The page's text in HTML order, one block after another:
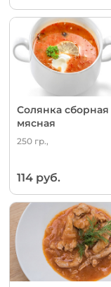
Солянка сборная
мясная
250 гр.,
114 руб.